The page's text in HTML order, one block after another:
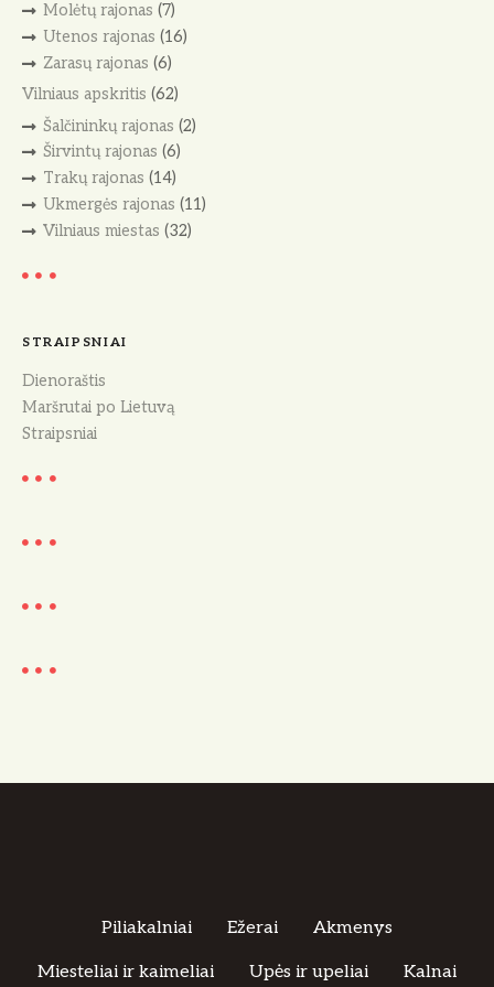
Molėtų rajonas (7)
Utenos rajonas (16)
Zarasų rajonas (6)
Vilniaus apskritis (62)
Šalčininkų rajonas (2)
Širvintų rajonas (6)
Trakų rajonas (14)
Ukmergės rajonas (11)
Vilniaus miestas (32)
STRAIPSNIAI
Dienoraštis
Maršrutai po Lietuvą
Straipsniai
Piliakalniai Ežerai Akmenys
Miesteliai ir kaimeliai Upės ir upeliai Kalnai